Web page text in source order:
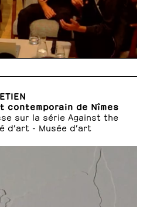
contemporain de Nîmes
sur la série Against the
d’art - Musée d’art